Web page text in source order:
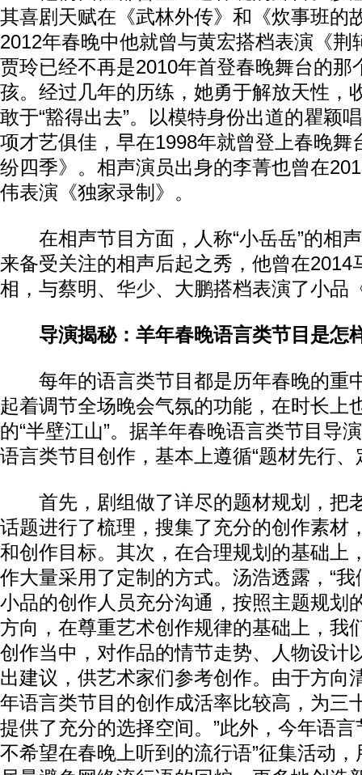
其喜剧天赋在《武林外传》和《炊事班的
2012年春晚中他就曾与黄宏搭档表演《荆
贾玲已经不再是2010年首登春晚舞台的那
孩。经过几年的历练，她勇于解放天性，
敢于“豁得出去”。以模特身份出道的瞿颖
项才艺俱佳，早在1998年就曾登上春晚舞
纷四季》。相声演员出身的李菁也曾在
伟表演《独家录制》。
在相声节目方面，人称“小岳岳”的相
来备受关注的相声后起之秀，他曾在2014
相，与蔡明、 华少、大鹏搭档表演了小品
导演揭秘：羊年春晚语言类节目是怎
每年的语言类节目都是历年春晚的重
起着调节全场晚会气氛的功能，在时长上
的“半壁江山”。据羊年春晚语言类节目导
语言类节目创作，基本上遵循“题材先行、
首先，剧组做了详尽的题材规划，把
话题进行了梳理，搜集了充分的创作素材
和创作目标。其次，在合理规划的基础上
作大量采用了定制的方式。汤浩透露，“
小品的创作人员充分沟通，按照主题规划
方向，在尊重艺术创作规律的基础上，我
创作当中，对作品的情节走势、人物设计
出建议，供艺术家们参考创作。由于方向
年语言类节目的创作成活率比较高，为三
提供了充分的选择空间。”此外，今年语言
不希望在春晚上听到的流行语”征集活动，